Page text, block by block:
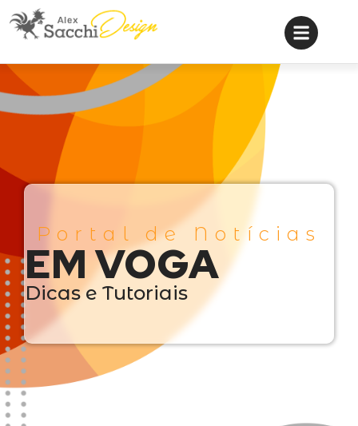
Portal de Notícias
EM VOGA
Dicas e Tutoriais